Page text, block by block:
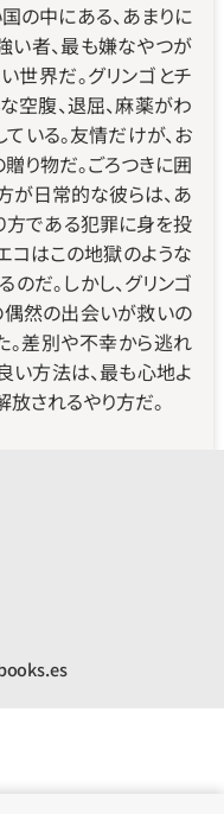
の中にある、あまりに
い者、最も嫌なやつが
世界だ。グリンゴとチ
空腹、退屈、麻薬がわ
いる。友情だけが、お
り物だ。ごろつきに囲
が日常的な彼らは、あ
方である犯罪に身を投
コはこの地獄のような
だ。しかし、グリンゴ
偶然の出会いが救いの
。差別や不幸から逃れ
い方法は、最も心地よ
放されるやり方だ。